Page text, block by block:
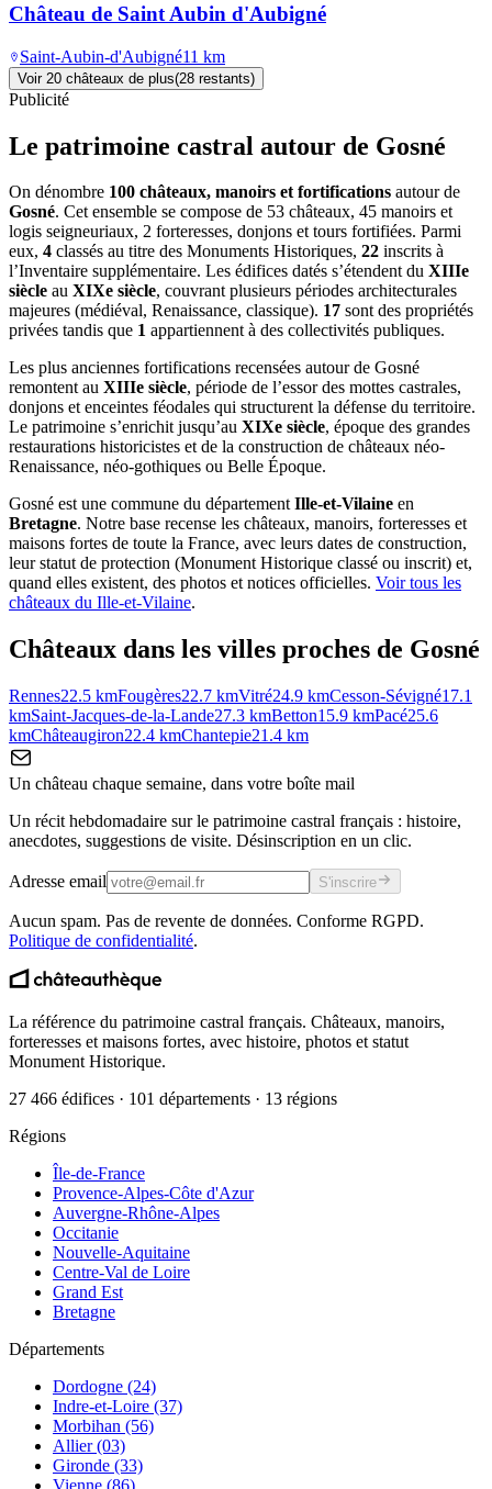
Château de Saint Aubin d'Aubigné
Saint-Aubin-d'Aubigné11 km
Voir 20 châteaux de plus(28 restants)
Publicité
Le patrimoine castral autour de Gosné
On dénombre 100 châteaux, manoirs et fortifications autour de
Gosné. Cet ensemble se compose de 53 châteaux, 45 manoirs et
logis seigneuriaux, 2 forteresses, donjons et tours fortifiées. Parmi
eux, 4 classés au titre des Monuments Historiques, 22 inscrits à
l’Inventaire supplémentaire. Les édifices datés s’étendent du XIIIe
siècle au XIXe siècle, couvrant plusieurs périodes architecturales
majeures (médiéval, Renaissance, classique). 17 sont des propriétés
privées tandis que 1 appartiennent à des collectivités publiques.
Les plus anciennes fortifications recensées autour de Gosné
remontent au XIIIe siècle, période de l’essor des mottes castrales,
donjons et enceintes féodales qui structurent la défense du territoire.
Le patrimoine s’enrichit jusqu’au XIXe siècle, époque des grandes
restaurations historicistes et de la construction de châteaux néo-
Renaissance, néo-gothiques ou Belle Époque.
Gosné est une commune du départementIlle-et-Vilaine en
Bretagne. Notre base recense les châteaux, manoirs, forteresses et
maisons fortes de toute la France, avec leurs dates de construction,
leur statut de protection (Monument Historique classé ou inscrit) et,
quand elles existent, des photos et notices officielles. Voir tous les
châteaux du Ille-et-Vilaine.
Châteaux dans les villes proches de Gosné
Rennes22.5 kmFougères22.7 kmVitré24.9 kmCesson-Sévigné17.1
kmSaint-Jacques-de-la-Lande27.3 kmBetton15.9 kmPacé25.6
kmChâteaugiron22.4 kmChantepie21.4 km
Un château chaque semaine, dans votre boîte mail
Un récit hebdomadaire sur le patrimoine castral français : histoire,
anecdotes, suggestions de visite. Désinscription en un clic.
Adresse email S'inscrire
Aucun spam. Pas de revente de données. Conforme RGPD.
Politique de confidentialité.
La référence du patrimoine castral français. Châteaux, manoirs,
forteresses et maisons fortes, avec histoire, photos et statut
Monument Historique.
27 466 édifices · 101 départements · 13 régions
Régions
Île-de-France
Provence-Alpes-Côte d'Azur
Auvergne-Rhône-Alpes
Occitanie
Nouvelle-Aquitaine
Centre-Val de Loire
Grand Est
Bretagne
Départements
Dordogne (24)
Indre-et-Loire (37)
Morbihan (56)
Allier (03)
Gironde (33)